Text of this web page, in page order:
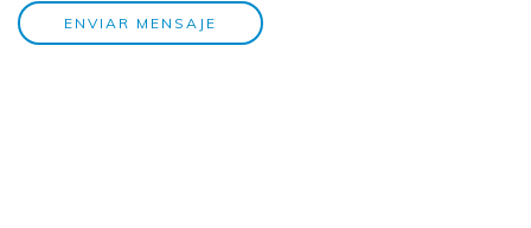
ENVIAR MENSAJE